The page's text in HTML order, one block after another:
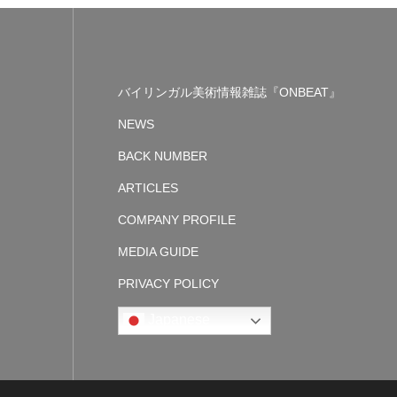
バイリンガル美術情報雑誌『ONBEAT』
NEWS
BACK NUMBER
ARTICLES
COMPANY PROFILE
MEDIA GUIDE
PRIVACY POLICY